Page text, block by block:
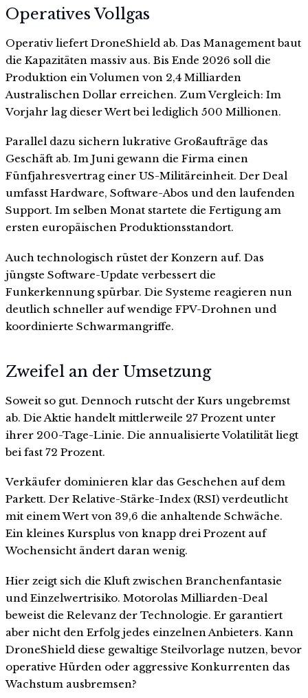
Operatives Vollgas
Operativ liefert DroneShield ab. Das Management baut
die Kapazitäten massiv aus. Bis Ende 2026 soll die
Produktion ein Volumen von 2,4 Milliarden
Australischen Dollar erreichen. Zum Vergleich: Im
Vorjahr lag dieser Wert bei lediglich 500 Millionen.
Parallel dazu sichern lukrative Großaufträge das
Geschäft ab. Im Juni gewann die Firma einen
Fünfjahresvertrag einer US-Militäreinheit. Der Deal
umfasst Hardware, Software-Abos und den laufenden
Support. Im selben Monat startete die Fertigung am
ersten europäischen Produktionsstandort.
Auch technologisch rüstet der Konzern auf. Das
jüngste Software-Update verbessert die
Funkerkennung spürbar. Die Systeme reagieren nun
deutlich schneller auf wendige FPV-Drohnen und
koordinierte Schwarmangriffe.
Zweifel an der Umsetzung
Soweit so gut. Dennoch rutscht der Kurs ungebremst
ab. Die Aktie handelt mittlerweile 27 Prozent unter
ihrer 200-Tage-Linie. Die annualisierte Volatilität liegt
bei fast 72 Prozent.
Verkäufer dominieren klar das Geschehen auf dem
Parkett. Der Relative-Stärke-Index (RSI) verdeutlicht
mit einem Wert von 39,6 die anhaltende Schwäche.
Ein kleines Kursplus von knapp drei Prozent auf
Wochensicht ändert daran wenig.
Hier zeigt sich die Kluft zwischen Branchenfantasie
und Einzelwertrisiko. Motorolas Milliarden-Deal
beweist die Relevanz der Technologie. Er garantiert
aber nicht den Erfolg jedes einzelnen Anbieters. Kann
DroneShield diese gewaltige Steilvorlage nutzen, bevor
operative Hürden oder aggressive Konkurrenten das
Wachstum ausbremsen?